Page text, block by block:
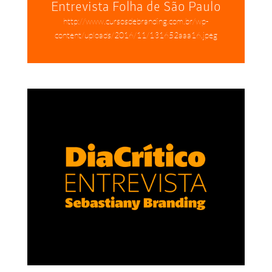
Entrevista Folha de São Paulo
http://www.cursosdebranding.com.br/wp-
content/uploads/2016/11/131652aaa16.jpeg